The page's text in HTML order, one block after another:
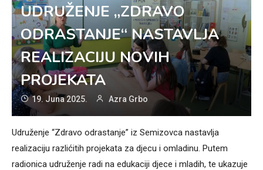
UDRUŽENJE „ZDRAVO
ODRASTANJE“ NASTAVLJA
REALIZACIJU NOVIH
PROJEKATA
19. Juna 2025. Azra Grbo
Udruženje “Zdravo odrastanje” iz Semizovca nastavlja
realizaciju razlićitih projekata za djecu i omladinu. Putem
radionica udruženje radi na edukaciji djece i mladih, te ukazuje